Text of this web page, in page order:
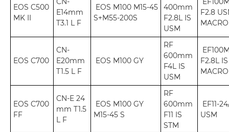
EOS C500
MK II
E14mm
T3.1 L F
EOS M100 M15-45
S+M55-200S
400mm
F2.8L IS
USM
F2.8
MACRO
EOS C700
CN-
E20mm
T1.5 L F
EOS M100 GY
RF
600mm
F4L IS
USM
F2.8L
MACRO
EOS C700
FF
CN-E 24
mm T1.5
L F
EOS M100 GY
M15-45 S
RF
600mm
F11 IS
STM
EF11-
USM